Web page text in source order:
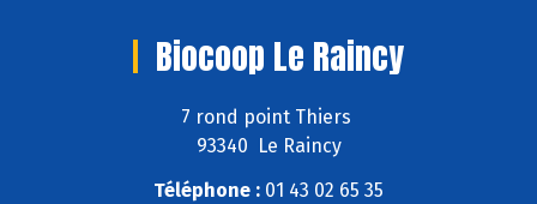
Biocoop Le Raincy
7 rond point Thiers
93340 Le Raincy
Téléphone : 01 43 02 65 35